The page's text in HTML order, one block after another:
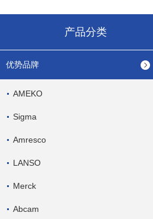
产品分类
优势品牌
AMEKO
Sigma
Amresco
LANSO
Merck
Abcam